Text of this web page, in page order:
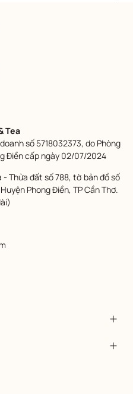
Tea
số 5718032373, do Phòng
Điền cấp ngày 02/07/2024
- Thửa đất số 788, tờ bản đồ số
Phong Điền, TP Cần Thơ.